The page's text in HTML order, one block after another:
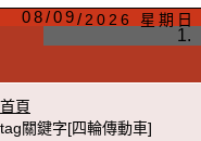
08/09 2026 星期日
首頁
tag關鍵字[四輪傳動車]